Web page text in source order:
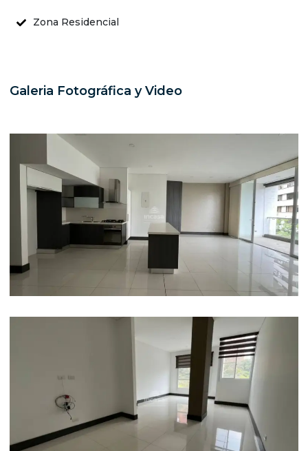
Zona Residencial
Galeria Fotográfica y Video